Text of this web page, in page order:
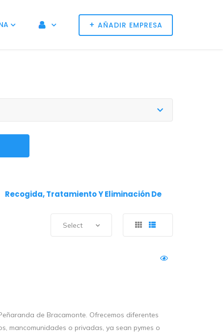
+ AÑADIR EMPRESA
Recogida, Tratamiento Y Eliminación De
Select
de Bracamonte. Ofrecemos diferentes
mancomunidades o privadas, ya sean pymes o